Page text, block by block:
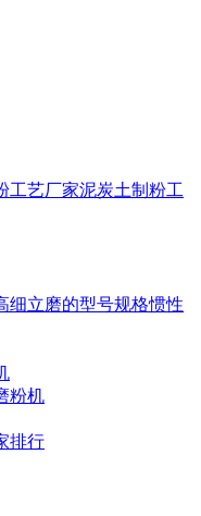
工艺厂家泥炭土制粉工
细立磨的型号规格惯性
粉机
排行